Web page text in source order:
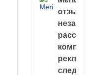
следа